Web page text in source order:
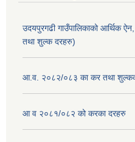
उदयपुरगढी गाउँपालिकाको
तथा शुल्क दरहरु)
आ.व. २०८२/०८३ का कर तथा
आ व २०८१/०८२ को करका दरहरु